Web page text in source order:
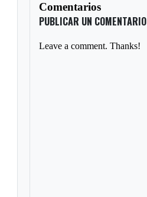
Comentarios
PUBLICAR UN COMENTARIO
Leave a comment. Thanks!